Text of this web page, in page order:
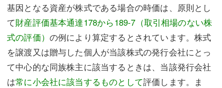
基因となる資産が株式である場合の時価は、原則とし
て財産評価基本通達178から189-7（取引相場のない株
式の評価） の例により算定するとされています。株式
を譲渡又は贈与した個人が当該株式の発行会社にとっ
て中心的な同族株主に該当するときは、当該発行会社
は常に小会社に該当するものとして評価します。ま